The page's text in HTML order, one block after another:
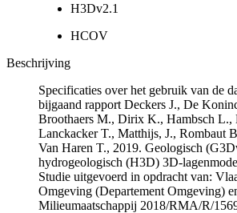
H3Dv2.1
HCOV
Beschrijving
Specificaties over het gebruik van de
bijgaand rapport Deckers J., De
Broothaers M., Dirix K., Hambsch L.,
Lanckacker T., Matthijs, J., Rombaut
Van Haren T., 2019. Geologisch
hydrogeologisch (H3D) 3D-
Studie uitgevoerd in opdracht van:
Omgeving (Departement Omgeving)
Milieumaatschappij 2018/RMA/R/